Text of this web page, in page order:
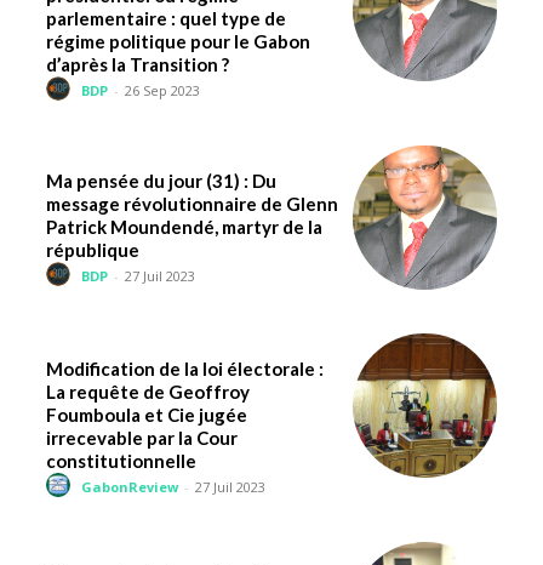
parlementaire : quel type de
régime politique pour le Gabon
d’après la Transition ?
BDP - 26 Sep 2023
Ma pensée du jour (31) : Du
message révolutionnaire de Glenn
Patrick Moundendé, martyr de la
république
BDP - 27 Juil 2023
Modification de la loi électorale :
La requête de Geoffroy
Foumboula et Cie jugée
irrecevable par la Cour
constitutionnelle
GabonReview - 27 Juil 2023